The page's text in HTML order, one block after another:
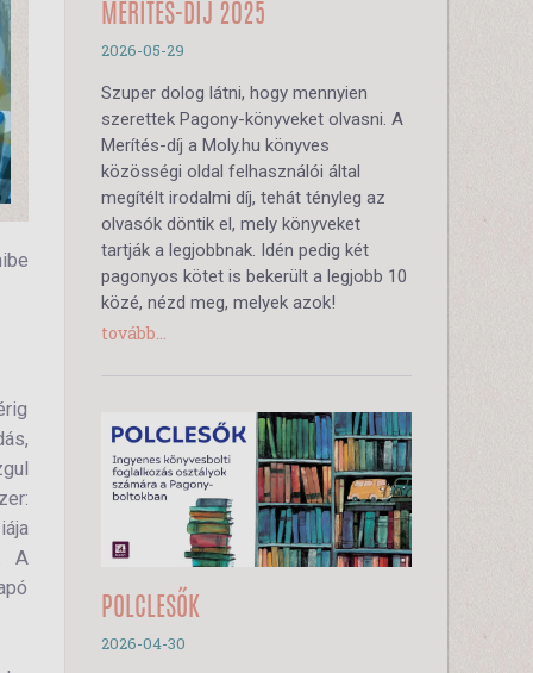
A
MERÍTÉS-DÍJ 2025
2026-05-29
Szuper dolog látni, hogy mennyien
szerettek Pagony-könyveket olvasni. A
Merítés-díj a Moly.hu könyves
közösségi oldal felhasználói által
megítélt irodalmi díj, tehát tényleg az
olvasók döntik el, mely könyveket
tartják a legjobbnak. Idén pedig két
pagonyos kötet is bekerült a legjobb 10
közé, nézd meg, melyek azok!
tovább...
POLCLESŐK
2026-04-30